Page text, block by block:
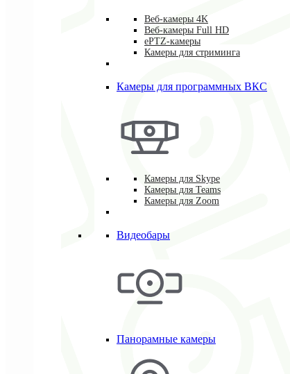
Веб-камеры 4K
Веб-камеры Full HD
ePTZ-камеры
Камеры для стриминга
Камеры для программных ВКС
Камеры для Skype
Камеры для Teams
Камеры для Zoom
Видеобары
Панорамные камеры